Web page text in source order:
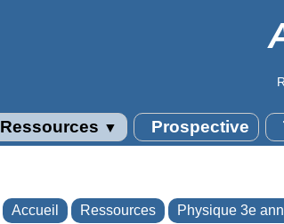
Ressources ▼ Prospective
Accueil Ressources Physique 3e